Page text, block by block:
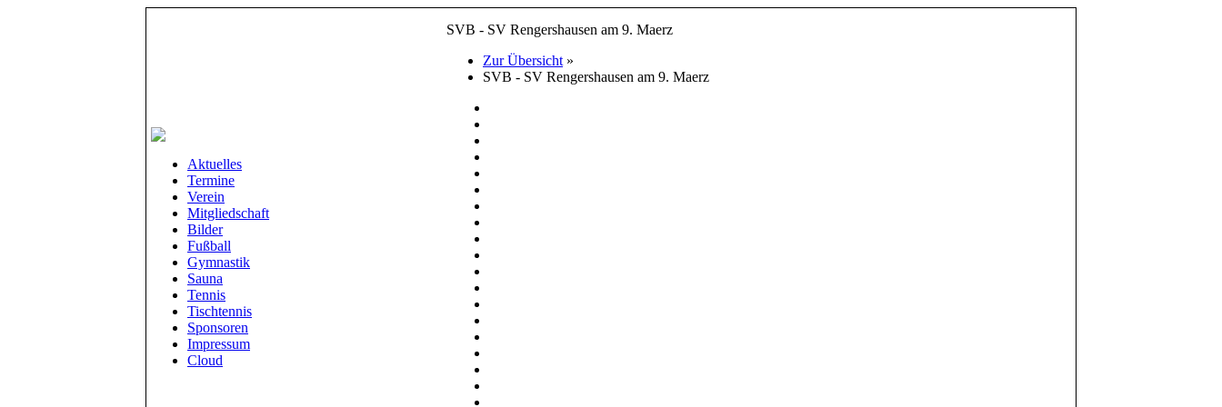
Aktuelles
Termine
Verein
Mitgliedschaft
Bilder
Fußball
Gymnastik
Sauna
Tennis
Tischtennis
Sponsoren
Impressum
Cloud
SVB - SV Rengershausen am 9. Maerz
Zur Übersicht »
SVB - SV Rengershausen am 9. Maerz